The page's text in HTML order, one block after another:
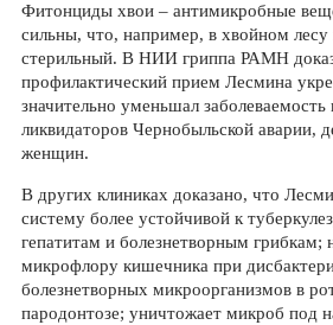
Фитонциды хвои – антимикробные
сильны, что, например, в хвойном лесу
стерильный. В НИИ гриппа РАМН
профилактический прием Лесмина
значительно уменьшал
ликвидаторов Чернобыльской аварии,
женщин.
В других клиниках доказано, что
систему более устойчивой к
гепатитам и болезнетворным грибкам;
микрофлору кишечника при
болезнетворных микроорганизмов в
пародонтозе; уничтожает микроб под